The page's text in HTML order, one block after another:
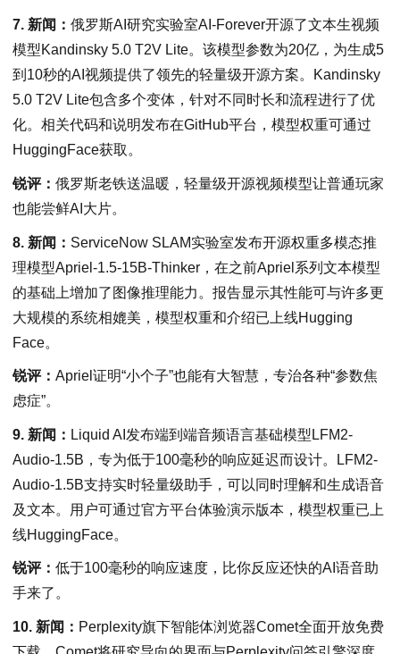
7. 新闻： 俄罗斯AI研究实验室AI-Forever开源了文本生视频
模型Kandinsky 5.0 T2V Lite。该模型参数为20亿，为生成5
到10秒的AI视频提供了领先的轻量级开源方案。Kandinsky
5.0 T2V Lite包含多个变体，针对不同时长和流程进行了优
化。相关代码和说明发布在GitHub平台，模型权重可通过
HuggingFace获取。
锐评： 俄罗斯老铁送温暖，轻量级开源视频模型让普通玩家
也能尝鲜AI大片。
8. 新闻： ServiceNow SLAM实验室发布开源权重多模态推
理模型Apriel-1.5-15B-Thinker，在之前Apriel系列文本模型
的基础上增加了图像推理能力。报告显示其性能可与许多更
大规模的系统相媲美，模型权重和介绍已上线Hugging
Face。
锐评： Apriel证明“小个子”也能有大智慧，专治各种“参数焦
虑症”。
9. 新闻： Liquid AI发布端到端音频语言基础模型LFM2-
Audio-1.5B，专为低于100毫秒的响应延迟而设计。LFM2-
Audio-1.5B支持实时轻量级助手，可以同时理解和生成语音
及文本。用户可通过官方平台体验演示版本，模型权重已上
线HuggingFace。
锐评： 低于100毫秒的响应速度，比你反应还快的AI语音助
手来了。
10. 新闻： Perplexity旗下智能体浏览器Comet全面开放免费